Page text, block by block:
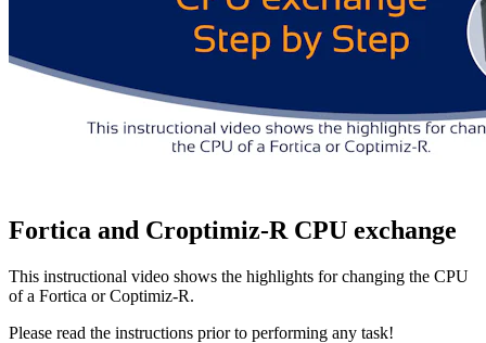
Fortica and Croptimiz-R CPU exchange
This instructional video shows the highlights for changing the CPU
of a Fortica or Coptimiz-R.
Please read the instructions prior to performing any task!